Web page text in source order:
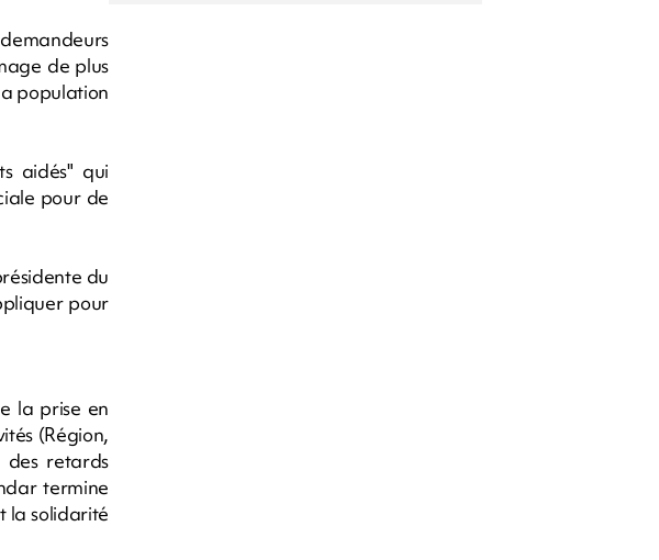
de plus
population
aidés" qui
pour de
du
pour
la prise en
(Région,
retards
termine
la solidarité